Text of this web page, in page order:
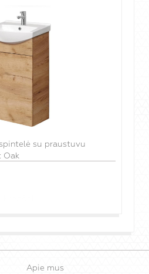
su praustuvu
Oak
Apie mus